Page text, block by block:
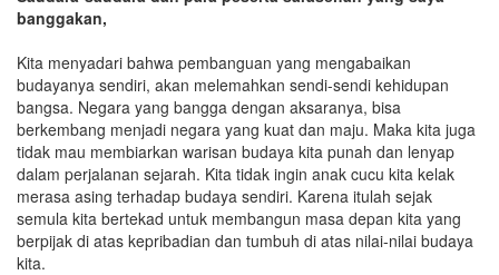
banggakan,
Kita menyadari bahwa pembanguan yang mengabaikan
budayanya sendiri, akan melemahkan sendi-sendi kehidupan
bangsa. Negara yang bangga dengan aksaranya, bisa
berkembang menjadi negara yang kuat dan maju. Maka kita juga
tidak mau membiarkan warisan budaya kita punah dan lenyap
dalam perjalanan sejarah. Kita tidak ingin anak cucu kita kelak
merasa asing terhadap budaya sendiri. Karena itulah sejak
semula kita bertekad untuk membangun masa depan kita yang
berpijak di atas kepribadian dan tumbuh di atas nilai-nilai budaya
kita.